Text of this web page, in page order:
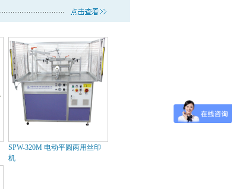
SPW-320M 电动平圆两用丝印
机